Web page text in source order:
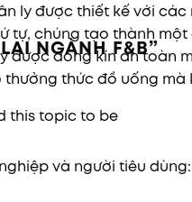
ly được thiết kế với
tự, chúng tạo thành
được đóng kín an toàn
thức đồ uống
và người tiêu dùng:
NGÀNH F&B”
this topic to be